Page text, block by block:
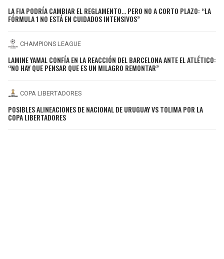
LA FIA PODRÍA CAMBIAR EL REGLAMENTO... PERO NO A CORTO PLAZO: “LA
FÓRMULA 1 NO ESTÁ EN CUIDADOS INTENSIVOS”
CHAMPIONS LEAGUE
LAMINE YAMAL CONFÍA EN LA REACCIÓN DEL BARCELONA ANTE EL ATLÉTICO:
“NO HAY QUE PENSAR QUE ES UN MILAGRO REMONTAR”
COPA LIBERTADORES
POSIBLES ALINEACIONES DE NACIONAL DE URUGUAY VS TOLIMA POR LA
COPA LIBERTADORES